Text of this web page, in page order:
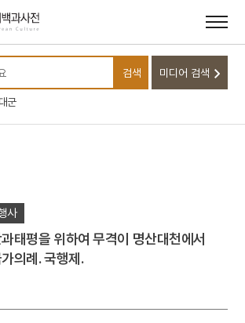
검색어를 입력하세요
검색 미디어 검색
인
전
군
살 입상
리교
등학교
인전
사
태평을 위하여 무격이 명산대천에서
의례. 국행제.